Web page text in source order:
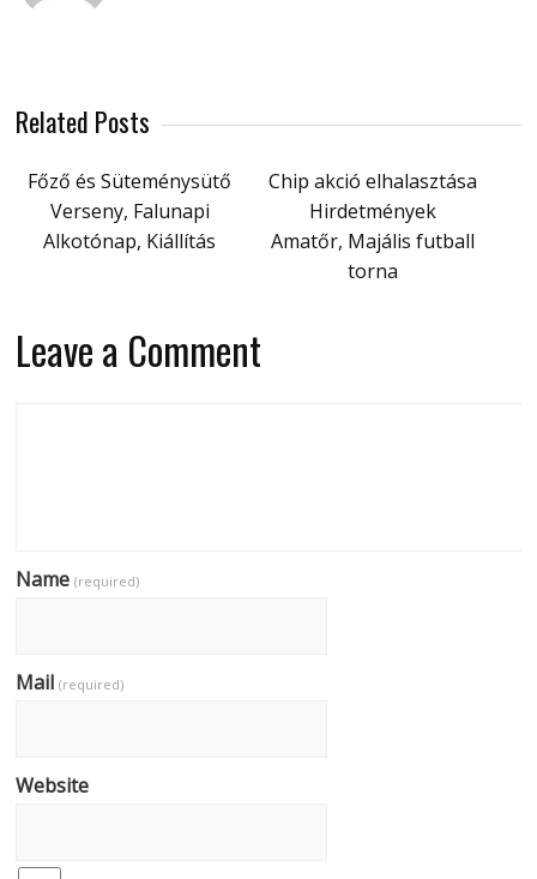
Related Posts
Főző és Süteménysütő
Verseny, Falunapi
Alkotónap, Kiállítás
Chip akció elhalasztása
Hirdetmények
Amatőr, Majális futball
torna
Leave a Comment
Name(required)
Mail(required)
Website